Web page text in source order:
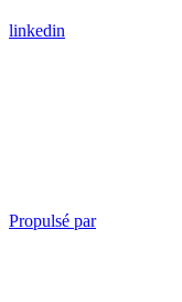
linkedin
Propulsé par